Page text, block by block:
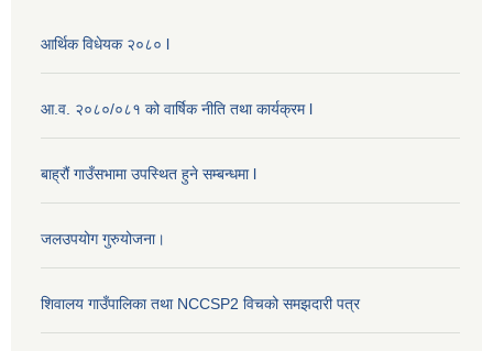
आर्थिक विधेयक २०८० l
आ.व. २०८०/०८१ को वार्षिक नीति तथा कार्यक्रम l
बाह्रौं गाउँसभामा उपस्थित हुने सम्बन्धमा l
जलउपयोग गुरुयोजना।
शिवालय गाउँपालिका तथा NCCSP2 विचको समझदारी पत्र